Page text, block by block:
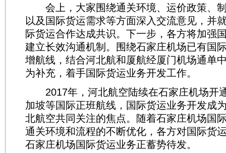
会上，大家围绕通关环境、运价政策、
以及国际货运需求等方面深入交流意见，并
际货运合作达成共识。下一步，各方将加强
建立长效沟通机制。围绕石家庄机场已有国
增航线，结合河北航和厦航经厦门机场通单
为补充，着手国际货运业务开发工作。
2017年，河北航空陆续在石家庄机场开
加坡等国际正班航线，国际货运业务开发成
北航空共同关注的焦点。随着石家庄机场国
通关环境和流程的不断优化，各方对国际货
石家庄机场国际货运业务正蓄势待发。